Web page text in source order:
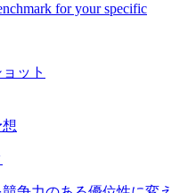
for your specific
ット